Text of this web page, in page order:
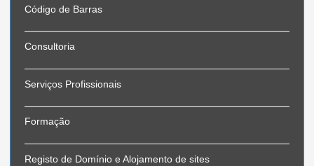
Código de Barras
Consultoria
Serviços Profissionais
Formação
Registo de Domínio e Alojamento de sites